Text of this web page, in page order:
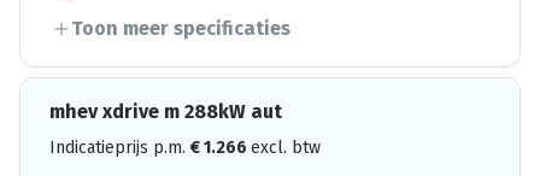
Toon meer specificaties
mhev xdrive m 288kW aut
Indicatieprijs p.m. €1.266 excl. btw